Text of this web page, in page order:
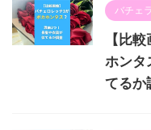
バチェ
【比
ホンタ
てるか